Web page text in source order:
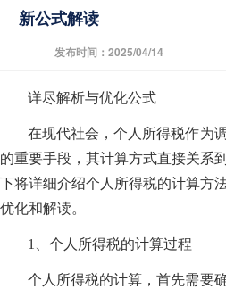
新公式解读
发布时间：2025/04/14
详尽解析与优化公式
在现代社会，个人所得税作为
的重要手段，其计算方式直接关系
下将详细介绍个人所得税的计算方
优化和解读。
1、个人所得税的计算过程
个人所得税的计算，首先需要